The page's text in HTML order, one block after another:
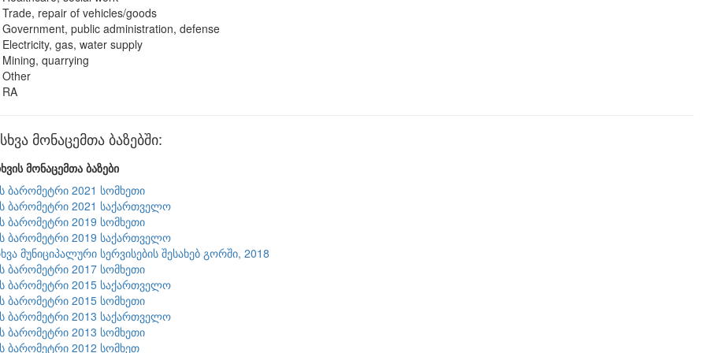
Trade, repair of vehicles/goods
Government, public administration, defense
Electricity, gas, water supply
Mining, quarrying
Other
RA
მონაცემთა ბაზებში:
მონაცემთა ბაზები
ბარომეტრი 2021 სომხეთი
ბარომეტრი 2021 საქართველო
ბარომეტრი 2019 სომხეთი
ბარომეტრი 2019 საქართველო
მუნიციპალური სერვისების შესახებ გორში, 2018
ბარომეტრი 2017 სომხეთი
ბარომეტრი 2015 საქართველო
ბარომეტრი 2015 სომხეთი
ბარომეტრი 2013 საქართველო
ბარომეტრი 2013 სომხეთი
ბარომეტრი 2012 სომხეთ